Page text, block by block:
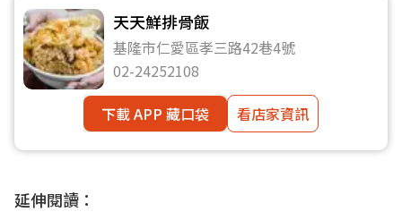
天天鮮排骨飯
基隆市仁愛區孝三路42巷4號
02-24252108
下載 APP 藏口袋
看店家資訊
延伸閱讀：